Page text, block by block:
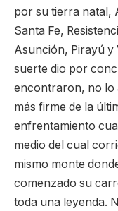
por su tierra natal,
Santa Fe,
Asunción, Pirayú y
suerte dio por
encontraron, no lo
más firme de la
enfrentamiento
medio del cual
mismo monte
comenzado su
toda una leyenda.